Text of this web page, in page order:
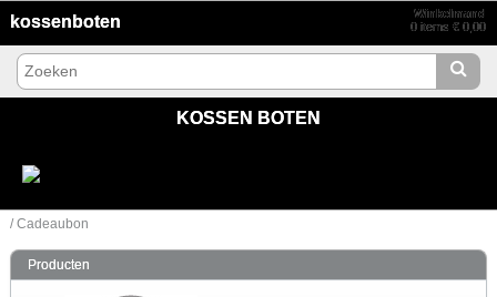
Winkelmand
0 items € 0,00
kossenboten
KOSSEN BOTEN
/ Cadeaubon
Producten